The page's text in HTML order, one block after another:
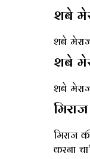
शबे
शबे
शबे
शबे
मिराज
करना